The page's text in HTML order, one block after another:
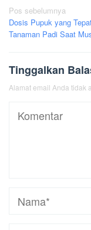
Navigasi
pos
Pos sebelumnya
Dosis Pupuk yang
Tanaman Padi Saat
Tinggalkan
Alamat email Anda tidak